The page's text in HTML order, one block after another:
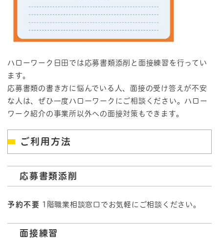
ハローワーク日田では応募書類添削と面接練習を行ってい
ます。
応募書類の書き方に悩んでいる人、面接の受け答えが不安
な人は、ぜひ一度ハローワークにご相談ください。ハロー
ワーク紹介の事業所以外への面接対策もできます。
ご利用方法
応募書類添削
予約不要 1階職業相談窓口でお気軽にご相談ください。
面接練習